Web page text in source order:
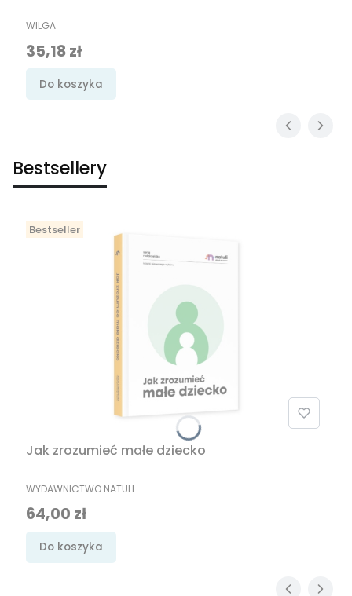
PRODUCENT
WILGA
Cena promocyjna
35,18 zł
Do koszyka
Bestsellery
Bestseller
Jak zrozumieć małe dziecko
PRODUCENT
WYDAWNICTWO NATULI
Cena
64,00 zł
Do koszyka